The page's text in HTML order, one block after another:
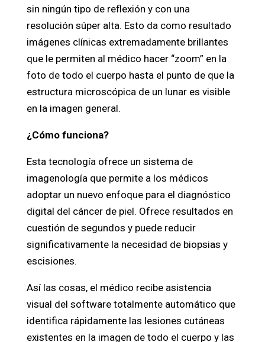
sin ningún tipo de reflexión y con una
resolución súper alta. Esto da como resultado
imágenes clínicas extremadamente brillantes
que le permiten al médico hacer “zoom” en la
foto de todo el cuerpo hasta el punto de que la
estructura microscópica de un lunar es visible
en la imagen general.
¿Cómo funciona?
Esta tecnología ofrece un sistema de
imagenología que permite a los médicos
adoptar un nuevo enfoque para el diagnóstico
digital del cáncer de piel. Ofrece resultados en
cuestión de segundos y puede reducir
significativamente la necesidad de biopsias y
escisiones.
Así las cosas, el médico recibe asistencia
visual del software totalmente automático que
identifica rápidamente las lesiones cutáneas
existentes en la imagen de todo el cuerpo y las